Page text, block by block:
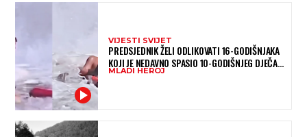
VIJESTI SVIJET
PREDSJEDNIK ŽELI ODLIKOVATI 16-GODIŠNJAKA
KOJI JE NEDAVNO SPASIO 10-GODIŠNJEG DJEČAKA
IZ SMRTONOSNIH VALOVA
MLADI HEROJ